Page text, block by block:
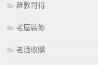
羅敦司得
老屋裝修
老酒收購